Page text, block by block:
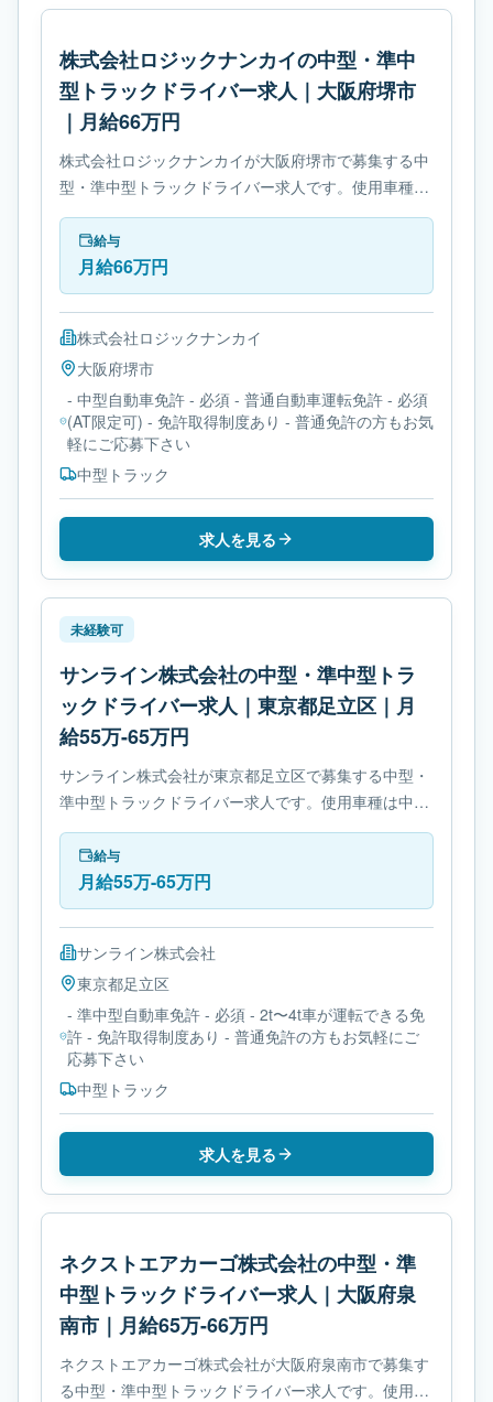
株式会社ロジックナンカイの中型・準中
型トラックドライバー求人｜大阪府堺市
｜月給66万円
株式会社ロジックナンカイが大阪府堺市で募集する中
型・準中型トラックドライバー求人です。使用車種は
中型トラックです。勤務時間は- 変形労働時間制で
す。必要免許は- 中型自動車免許です。
給与
月給66万円
株式会社ロジックナンカイ
大阪府堺市
- 中型自動車免許 - 必須 - 普通自動車運転免許 - 必須
(AT限定可) - 免許取得制度あり - 普通免許の方もお気
軽にご応募下さい
中型トラック
求人を見る
未経験可
サンライン株式会社の中型・準中型トラ
ックドライバー求人｜東京都足立区｜月
給55万-65万円
サンライン株式会社が東京都足立区で募集する中型・
準中型トラックドライバー求人です。使用車種は中型
トラックです。勤務時間は- 変形労働時間制です。必
要免許は- 準中型自動車免許です。
給与
月給55万-65万円
サンライン株式会社
東京都足立区
- 準中型自動車免許 - 必須 - 2t〜4t車が運転できる免
許 - 免許取得制度あり - 普通免許の方もお気軽にご
応募下さい
中型トラック
求人を見る
ネクストエアカーゴ株式会社の中型・準
中型トラックドライバー求人｜大阪府泉
南市｜月給65万-66万円
ネクストエアカーゴ株式会社が大阪府泉南市で募集す
る中型・準中型トラックドライバー求人です。使用車